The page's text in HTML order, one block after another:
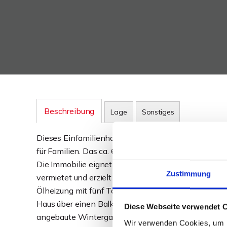
Zustimmung
Diese Webseite verwendet
Wir verwenden Cookies,
Beschreibung Lage Sonstiges
Dieses Einfamilienhaus aus den 1920er Jahren
für Familien. Das ca. 602 m² große Grundstück
Die Immobilie eignet sich sowohl für Eigennutzer
vermietet und erzielt derzeit eine monatliche
Ölheizung mit fünf Tanks à 1.000 Litern. Ein
Haus über einen Balkon in Südlage. Im Jahr 2010
angebaute Wintergarten ist mit einem Kamin